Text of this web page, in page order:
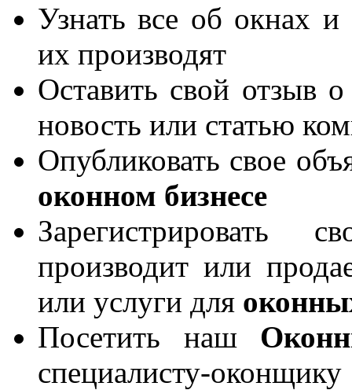
Узнать все об окнах и
их производят
Оставить свой отзыв
новость или статью
Опубликовать свое
оконном бизнесе
производит или
или услуги для
Посетить наш
специалисту-оконщику